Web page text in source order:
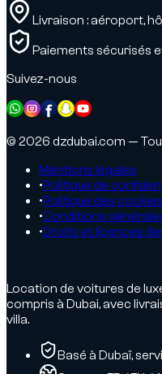
Livraison : aéroport,
Paiements sécurisés
Suivez-nous
© 2026 dzdubai.com —
Mentions légales
•Politique de
•Politique des cookies
•Conditions
•Droits et licences
Location de voitures de
compris à Dubai, avec
villa.
Basé à Dubaï,